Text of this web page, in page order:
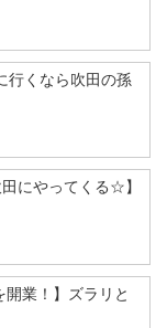
行くなら吹田の孫
にやってくる☆】
開業！】ズラリと